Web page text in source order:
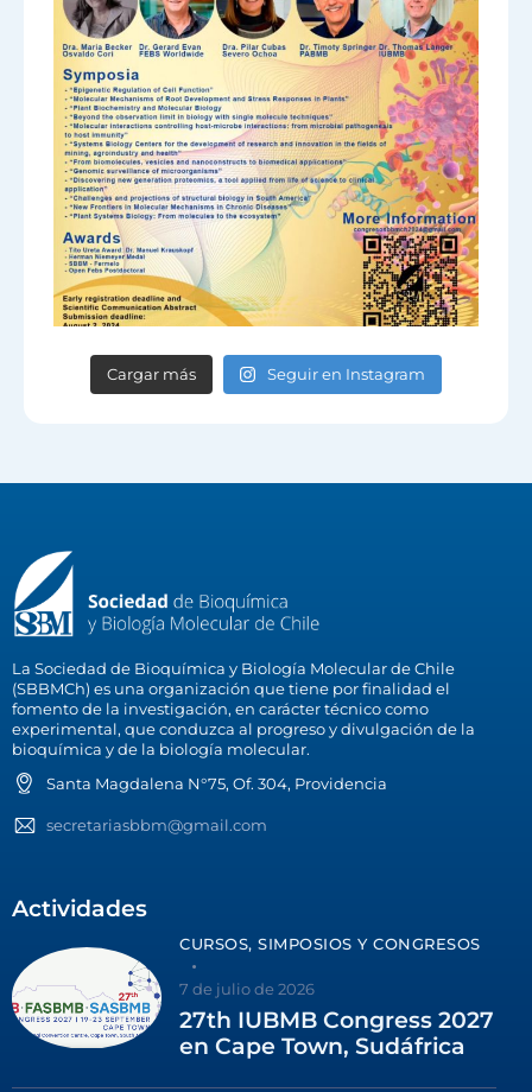
Cargar más Seguir en Instagram
La Sociedad de Bioquímica y Biología Molecular de Chile
(SBBMCh) es una organización que tiene por finalidad el
fomento de la investigación, en carácter técnico como
experimental, que conduzca al progreso y divulgación de la
bioquímica y de la biología molecular.
Santa Magdalena N°75, Of. 304, Providencia
secretariasbbm@gmail.com
Actividades
CURSOS, SIMPOSIOS Y CONGRESOS
7 de julio de 2026
27th IUBMB Congress 2027
en Cape Town, Sudáfrica